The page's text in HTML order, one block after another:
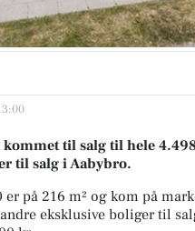
til salg til hele
til salg i Aabybro.
på 216 m² og kom på
eksklusive boliger til